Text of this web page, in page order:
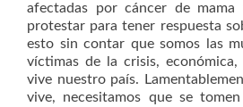
afectadas por cáncer de
protestar para tener respuesta
esto sin contar que somos las
víctimas de la crisis,
vive nuestro país.
vive, necesitamos que se